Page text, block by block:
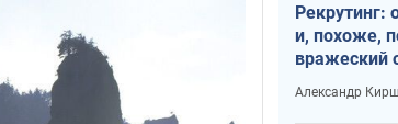
Рекрутинг:
и, похоже,
вражеский
Диалектика
Александр Кирш